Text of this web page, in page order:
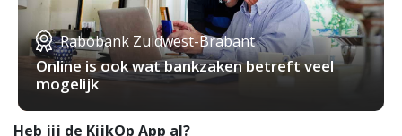
Rabobank Zuidwest-Brabant
Online is ook wat bankzaken betreft veel
mogelijk
Heb jij de KijkOp App al?